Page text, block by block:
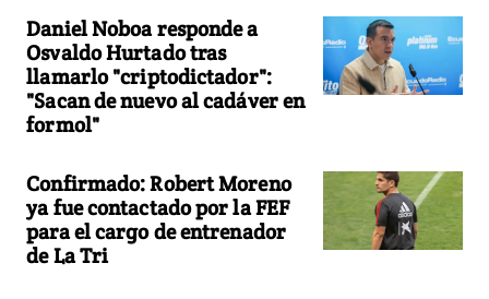
Daniel Noboa responde a
Osvaldo Hurtado tras
llamarlo "criptodictador":
"Sacan de nuevo al cadáver en
formol"
Confirmado: Robert Moreno
ya fue contactado por la FEF
para el cargo de entrenador
de La Tri